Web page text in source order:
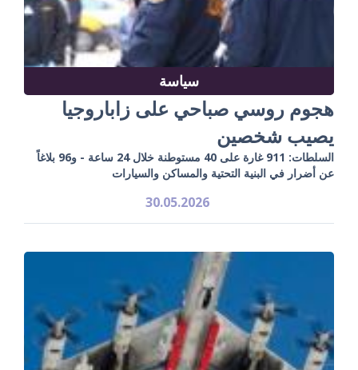
سياسة
هجوم روسي صباحي على زاباروجيا
يصيب شخصين
السلطات: 911 غارة على 40 مستوطنة خلال 24 ساعة - و96 بلاغاً
عن أضرار في البنية التحتية والمساكن والسيارات
30.05.2026